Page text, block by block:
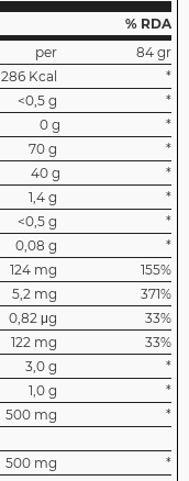
% RDA
per
84 gr
286 Kcal
*
<0,5 g
*
0 g
*
70 g
*
40 g
*
1,4 g
*
<0,5 g
*
0,08 g
*
124 mg
155%
5,2 mg
371%
0,82 μg
33%
122 mg
33%
3,0 g
*
1,0 g
*
500 mg
*
500 mg
*